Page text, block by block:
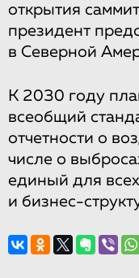
открытия
президент
в Северной
К 2030 году
всеобщий
отчетности о
числе о
единый для
и бизнес-